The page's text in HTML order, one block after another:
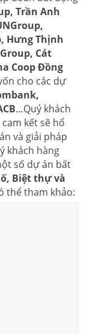
Trần Anh
Hưng Thịnh
Cát
Coop Đồng
cho các dự
…Quý khách
kết sẽ hổ
và giải pháp
khách hàng
số dự án bất
Biệt thự và
thể tham khảo: